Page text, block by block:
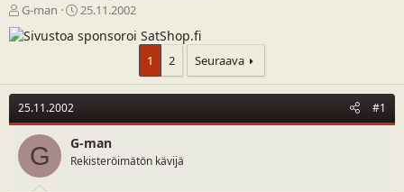
V
i
e
i
k
e
t
u
G-man
A
o
u
p
ä
i
25.11.2002
1 2 Seuraava
25.11.2002 #1
G G-man
Rekisteröimätön kävijä